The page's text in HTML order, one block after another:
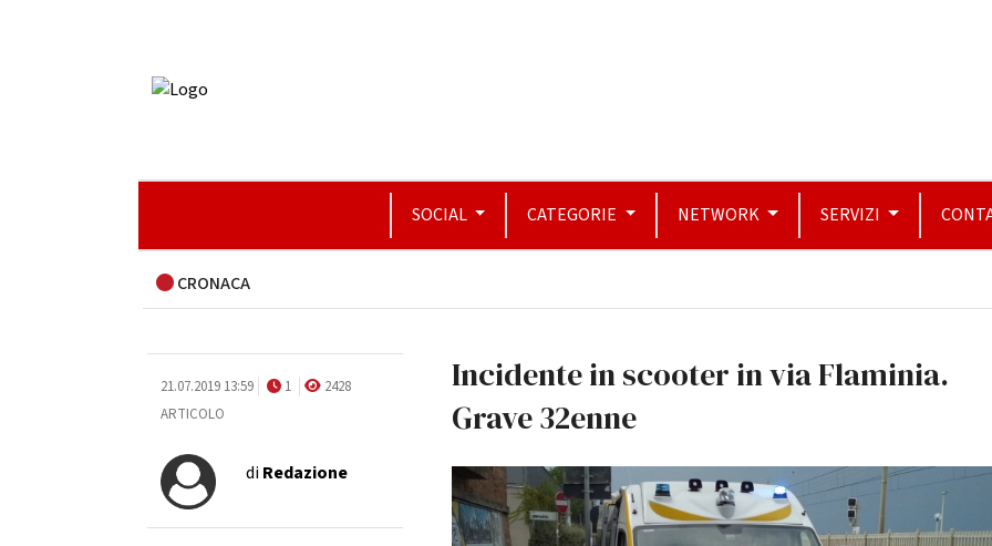
SOCIAL CATEGORIE NETWORK SERVIZI
CRONACA
21.07.2019 13:59 1
2428
ARTICOLO
diRedazione
Incidente in scooter in via Flaminia.
Grave 32enne